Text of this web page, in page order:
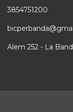
3854751200
Alem 252 - La